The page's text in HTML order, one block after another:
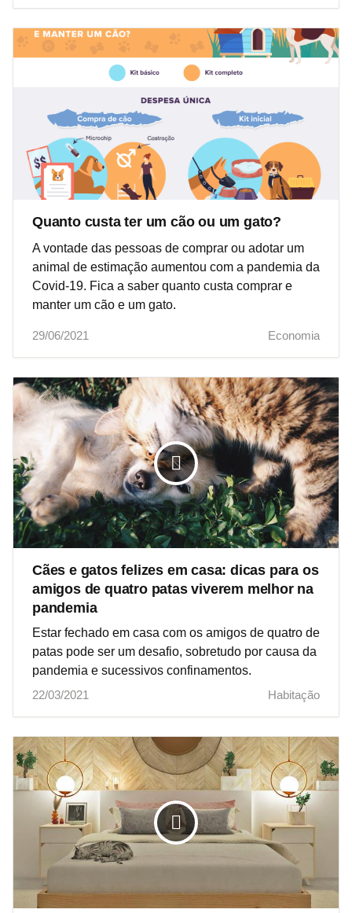
Quanto custa ter um cão ou um gato?
A vontade das pessoas de comprar ou adotar um
animal de estimação aumentou com a pandemia da
Covid-19. Fica a saber quanto custa comprar e
manter um cão e um gato.
29/06/2021 Economia
Cães e gatos felizes em casa: dicas para os
amigos de quatro patas viverem melhor na
pandemia
Estar fechado em casa com os amigos de quatro de
patas pode ser um desafio, sobretudo por causa da
pandemia e sucessivos confinamentos.
22/03/2021
Habitação